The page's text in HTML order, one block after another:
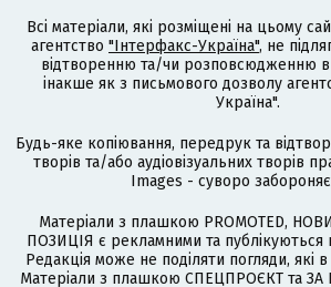
Всі матеріали, які розміщені на цьому
агентство "Інтерфакс-Україна", не
відтворенню та/чи розповсюдженню в
інакше як з письмового дозволу
Україна".
Будь-яке копіювання, передрук та
творів та/або аудіовізуальних творів
Images - суворо
Матеріали з плашкою PROMOTED,
ПОЗИЦІЯ є рекламними та публікуються
Редакція може не поділяти погляди, які
Матеріали з плашкою СПЕЦПРОЄКТ та